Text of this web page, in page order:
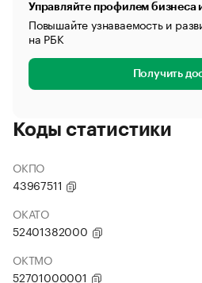
Управляйте профилем бизнеса
Повышайте узнаваемость и
на РБК
Получить
Коды статистики
ОКПО
43967511
ОКАТО
52401382000
ОКТМО
52701000001